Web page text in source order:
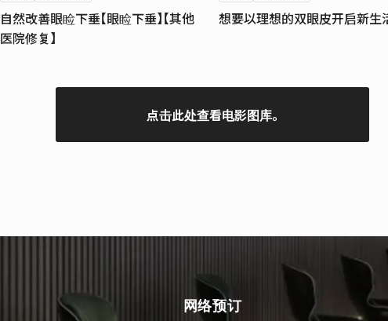
自然改善眼睑下垂【眼睑下垂】【其他
医院修复】
想要以理想的双眼皮开启新生
点击此处查看电影图库。
网络预订